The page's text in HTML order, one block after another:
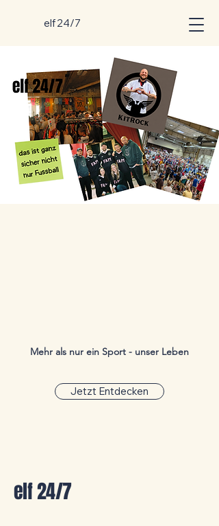
elf 24/7
Mehr als nur ein Sport - unser Leben
Jetzt Entdecken
elf 24/7